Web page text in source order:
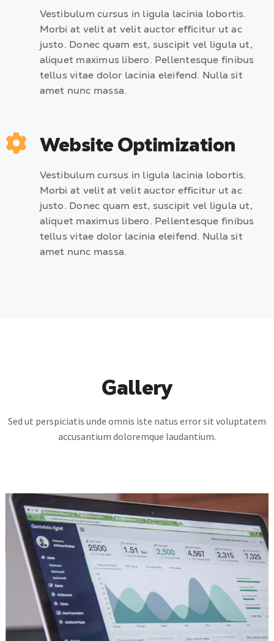
Vestibulum cursus in ligula lacinia lobortis.
Morbi at velit at velit auctor efficitur ut ac
justo. Donec quam est, suscipit vel ligula ut,
aliquet maximus libero. Pellentesque finibus
tellus vitae dolor lacinia eleifend. Nulla sit
amet nunc massa.
Website Optimization
Vestibulum cursus in ligula lacinia lobortis.
Morbi at velit at velit auctor efficitur ut ac
justo. Donec quam est, suscipit vel ligula ut,
aliquet maximus libero. Pellentesque finibus
tellus vitae dolor lacinia eleifend. Nulla sit
amet nunc massa.
Gallery
Sed ut perspiciatis unde omnis iste natus error sit voluptatem
accusantium doloremque laudantium.